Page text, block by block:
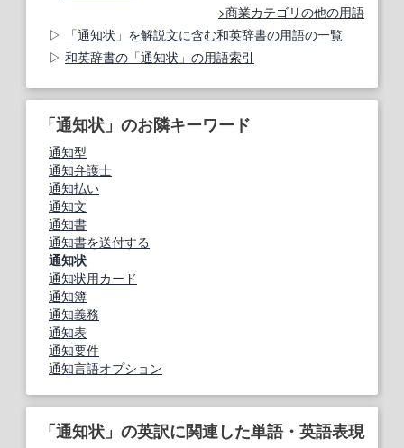
商業カテゴリの他の用語
「通知状」を解説文に含む和英辞書の用語の一覧
和英辞書の「通知状」の用語索引
「通知状」のお隣キーワード
通知型
通知弁護士
通知払い
通知文
通知書
通知書を送付する
通知状
通知状用カード
通知簿
通知義務
通知表
通知要件
通知言語オプション
「通知状」の英訳に関連した単語・英語表現